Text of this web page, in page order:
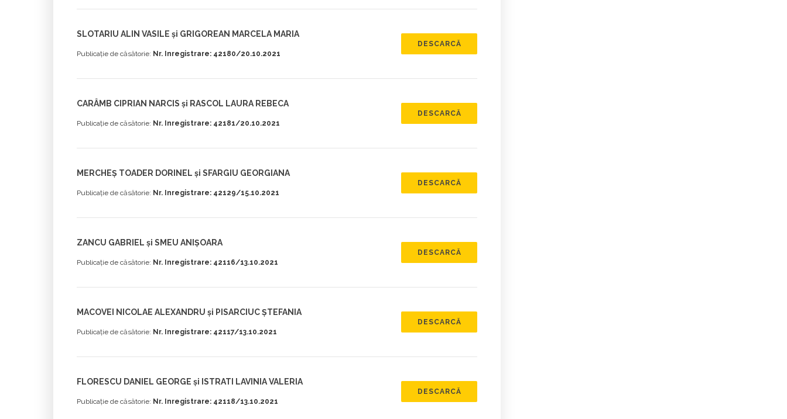
SLOTARIU ALIN VASILE și GRIGOREAN MARCELA MARIA
Publicație de căsătorie: Nr. Inregistrare: 42180/20.10.2021
DESCARCĂ
CARÂMB CIPRIAN NARCIS și RASCOL LAURA REBECA
Publicație de căsătorie: Nr. Inregistrare: 42181/20.10.2021
DESCARCĂ
MERCHEŞ TOADER DORINEL și SFARGIU GEORGIANA
Publicație de căsătorie: Nr. Inregistrare: 42129/15.10.2021
DESCARCĂ
ZANCU GABRIEL și SMEU ANIŞOARA
Publicație de căsătorie: Nr. Inregistrare: 42116/13.10.2021
DESCARCĂ
MACOVEI NICOLAE ALEXANDRU și PISARCIUC ŞTEFANIA
Publicație de căsătorie: Nr. Inregistrare: 42117/13.10.2021
DESCARCĂ
FLORESCU DANIEL GEORGE și ISTRATI LAVINIA VALERIA
Publicație de căsătorie: Nr. Inregistrare: 42118/13.10.2021
DESCARCĂ